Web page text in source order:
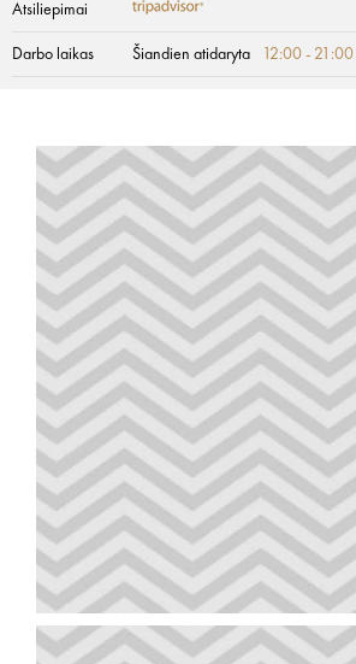
Atsiliepimai
Darbo laikas Šiandien atidaryta 12:00 - 21:00